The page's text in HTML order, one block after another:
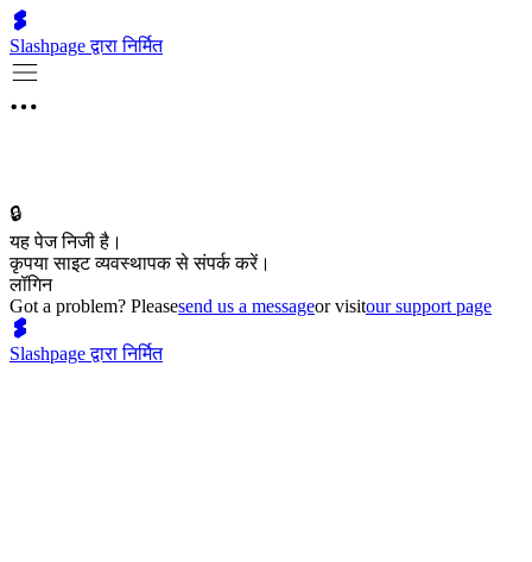
Slashpage द्वारा निर्मित
🔒
यह पेज निजी है।
कृपया साइट व्यवस्थापक से संपर्क करें।
लॉगिन
Got a problem? Pleasesend us a messageor visitour support page
Slashpage द्वारा निर्मित